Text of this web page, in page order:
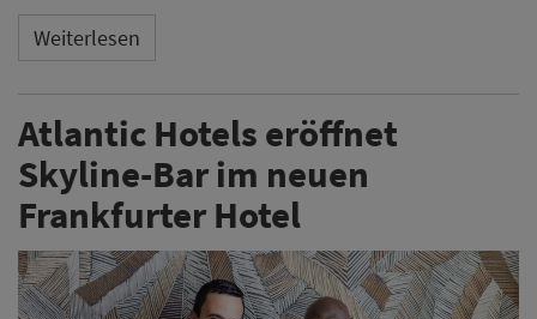
Weiterlesen
Atlantic Hotels eröffnet
Skyline-Bar im neuen
Frankfurter Hotel